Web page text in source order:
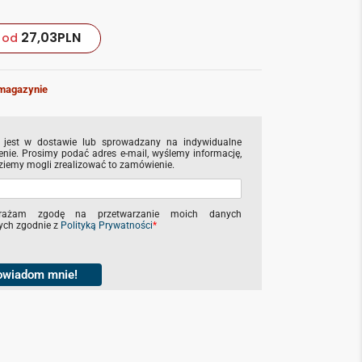
od 27,03PLN
jest w dostawie lub sprowadzany na indywidualne
Prosimy podać adres e-mail, wyślemy informację,
mogli zrealizować to zamówienie.
zgodę na przetwarzanie moich danych
zgodnie z Polityką Prywatności*
mnie!